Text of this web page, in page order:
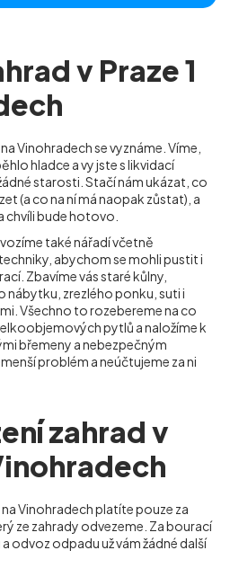
v Praze 1
na Vinohradechse vyznáme. Víme,
hladce a vy jste s likvidací
starosti. Stačí nám ukázat, co
(a co na ní má naopak zůstat), a
chvíli bude hotovo.
také nářadí včetně
abychom se mohli pustit i
Zbavíme vás staré kůlny,
nábytku, zrezlého ponku, suti i
Všechno to rozebereme na co
pytlů a naložíme k
břemeny a nebezpečným
problém a neúčtujeme za ni
zahrad v
na Vinohradechplatíte pouze za
ze zahrady odvezeme. Za bourací
odvoz odpadu už vám žádné další